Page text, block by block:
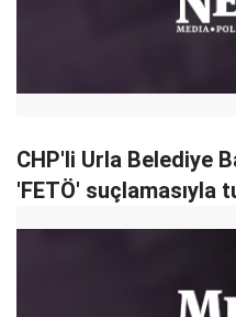
CHP'li Urla Belediye
'FETÖ' suçlamasıyla